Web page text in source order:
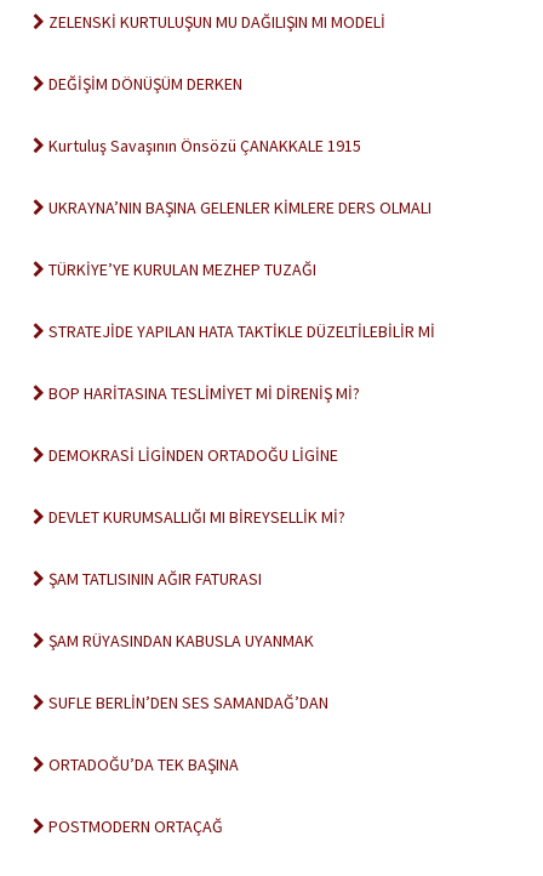
ZELENSKİ KURTULUŞUN MU DAĞILIŞIN MI MODELİ
DEĞİŞİM DÖNÜŞÜM DERKEN
Kurtuluş Savaşının Önsözü ÇANAKKALE 1915
UKRAYNA’NIN BAŞINA GELENLER KİMLERE DERS OLMALI
TÜRKİYE’YE KURULAN MEZHEP TUZAĞI
STRATEJİDE YAPILAN HATA TAKTİKLE DÜZELTİLEBİLİR Mİ
BOP HARİTASINA TESLİMİYET Mİ DİRENİŞ Mİ?
DEMOKRASİ LİGİNDEN ORTADOĞU LİGİNE
DEVLET KURUMSALLIĞI MI BİREYSELLİK Mİ?
ŞAM TATLISININ AĞIR FATURASI
ŞAM RÜYASINDAN KABUSLA UYANMAK
SUFLE BERLİN’DEN SES SAMANDAĞ’DAN
ORTADOĞU’DA TEK BAŞINA
POSTMODERN ORTAÇAĞ